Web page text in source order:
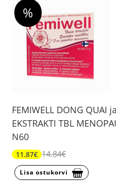
%
FEMIWELL DONG QUAI
EKSTRAKTI TBL
N60
11.87€ 14.84€
Lisa ostukorvi